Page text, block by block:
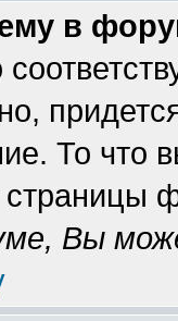
в
То что
страницы
Вы